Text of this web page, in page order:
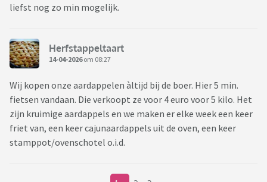
liefst nog zo min mogelijk.
Herfstappeltaart
14-04-2026om 08:27
Wij kopen onze aardappelen àltijd bij de boer. Hier 5 min.
fietsen vandaan. Die verkoopt ze voor 4 euro voor 5 kilo. Het
zijn kruimige aardappels en we maken er elke week een keer
friet van, een keer cajunaardappels uit de oven, een keer
stamppot/ovenschotel o.i.d.